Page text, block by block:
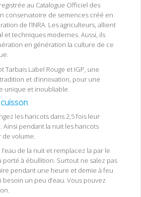
au Catalogue Officiel des
conservatoire de semences créé en
de l’INRA. Les agriculteurs, allient
et techniques modernes. Aussi, ils
en génération la culture de ce
Tarbais Label Rouge et IGP, une
et d’innovation, pour une
unique et inoubliable.
les haricots dans 2,5 fois leur
Ainsi pendant la nuit les haricots
volume.
de la nuit et remplacez la par le
porté à ébullition. Surtout ne salez pas
pendant une heure et demie à feu
un peu d’eau. Vous pouvez